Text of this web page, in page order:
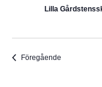
Lilla
FöregåendeEvenemang